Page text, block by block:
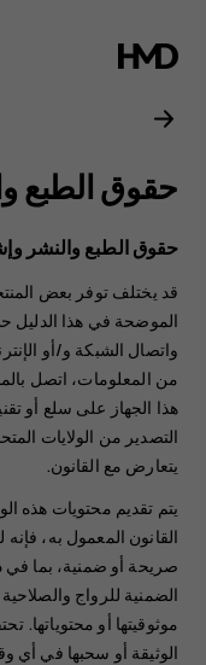
دليل
مستخدم
Nokia
G21
حقوق الطبع
حقوق الطبع والنشر
قد يختلف توفر بعض
الموضحة في هذا الدليل
واتصال الشبكة و/أو
من المعلومات، اتصل
هذا الجهاز على سلع أو
التصدير من الولايات
يتعارض مع القانون.
يتم تقديم محتويات هذه
القانون المعمول به،
صريحة أو ضمنية، بما في
الضمنية للرواج
الوثيقة أو سحبها في